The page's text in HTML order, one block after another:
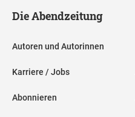
Die Abendzeitung
Autoren und Autorinnen
Karriere / Jobs
Abonnieren